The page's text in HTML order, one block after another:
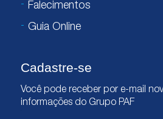
Falecimentos
Guia Online
Cadastre-se
Você pode receber por e-mail
informações do Grupo PAF